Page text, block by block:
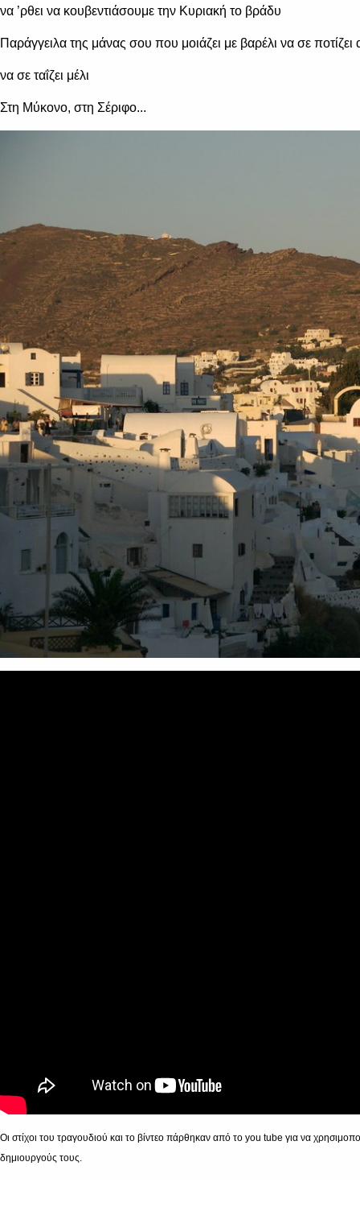
να ’ρθει να κουβεντιάσουμε την Κυριακή το βράδυ
Παράγγειλα της μάνας σου που μοιάζει με βαρέλι να σε
να σε ταΐζει μέλι
Στη Μύκονο, στη Σέριφο...
Οι στίχοι του τραγουδιού και το βίντεο πάρθηκαν από το you tube για να
δημιουργούς τους.